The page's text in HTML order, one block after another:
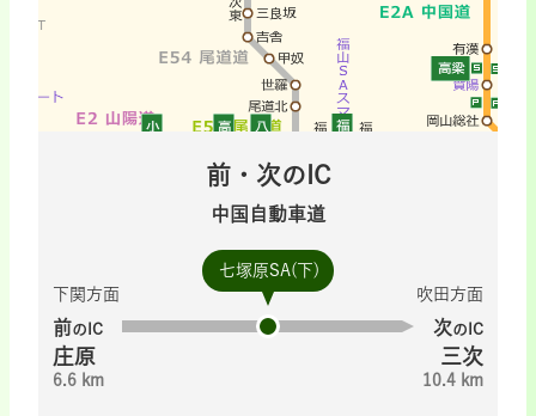
前・次のIC
中国自動車道
七塚原SA(下)
下関方面
前のIC
庄原
6.6 km
吹田方面
次のIC
三次
10.4 km